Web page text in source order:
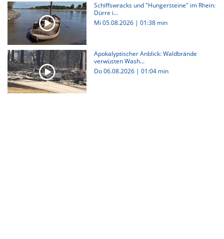
Schiffswracks und "Hungersteine" im Rhein:
Dürre i...
Mi 05.08.2026 | 01:38 min
Apokalyptischer Anblick: Waldbrände
verwüsten Wash...
Do 06.08.2026 | 01:04 min